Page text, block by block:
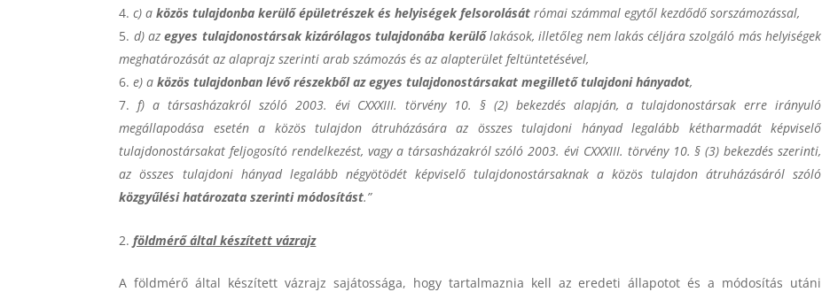
c) aközös tulajdonba kerülő épületrészek és helyiségek felsorolását római számmal egytől kezdődő sorszámozással,
d) azegyes tulajdonostársak kizárólagos tulajdonába kerülőlakások, illetőleg nem lakás céljára szolgáló más helyiségek
meghatározását az alaprajz szerinti arab számozás és az alapterület feltüntetésével,
e) aközös tulajdonban lévő részekből az egyes tulajdonostársakat megillető tulajdoni hányadot,
f) a társasházakról szóló 2003. évi CXXXIII. törvény 10. § (2) bekezdés alapján, a tulajdonostársak erre irányuló
megállapodása esetén a közös tulajdon átruházására az összes tulajdoni hányad legalább kétharmadát képviselő
tulajdonostársakat feljogosító rendelkezést, vagy a társasházakról szóló 2003. évi CXXXIII. törvény 10. § (3) bekezdés szerinti,
az összes tulajdoni hányad legalább négyötödét képviselő tulajdonostársaknak a közös tulajdon átruházásáról szóló
közgyűlési határozata szerinti módosítást.”
földmérő által készített vázrajz
A földmérő által készített vázrajz sajátossága, hogy tartalmaznia kell az eredeti állapotot és a módosítás utáni